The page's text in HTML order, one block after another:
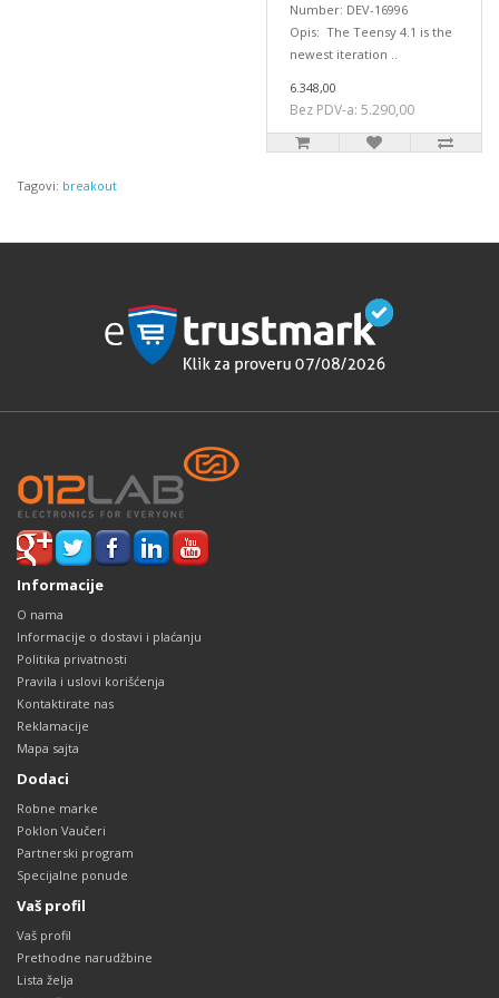
Number: DEV-16996
Opis: The Teensy 4.1 is the
newest iteration ..
6.348,00
Bez PDV-a: 5.290,00
Tagovi: breakout
Informacije
O nama
Informacije o dostavi i plaćanju
Politika privatnosti
Pravila i uslovi korišćenja
Kontaktirate nas
Reklamacije
Mapa sajta
Dodaci
Robne marke
Poklon Vaučeri
Partnerski program
Specijalne ponude
Vaš profil
Vaš profil
Prethodne narudžbine
Lista želja